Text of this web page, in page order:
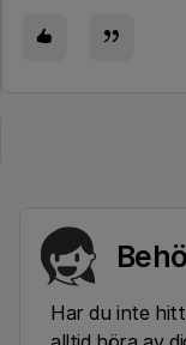
Har du inte